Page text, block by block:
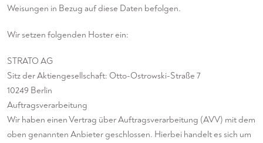
Weisungen in Bezug auf diese Daten befolgen.
Wir setzen folgenden Hoster ein:
STRATO AG
Sitz der Aktiengesellschaft: Otto-Ostrowski-Straße 7
10249 Berlin
Auftragsverarbeitung
Wir haben einen Vertrag über Auftragsverarbeitung (AVV) mit dem
oben genannten Anbieter geschlossen. Hierbei handelt es sich um